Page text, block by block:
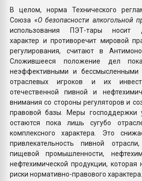
В целом, норма Технического
Союза «О безопасности алкогольной
использования ПЭТ-тары носит
характер и противоречит мировой
регулирования, считают в
Сложившееся положение дел
неэффективными и бессмысленными
отраслевых игроков и их
отечественной пивной и
внимания со стороны регуляторов и
правовой базы. Меры господдержки
остаются пока лишь сугубо
комплексного характера. Это
привлекательность пивной
пищевой промышленности,
нефтехимической продукции, которая
риски нормативно-правового характера.